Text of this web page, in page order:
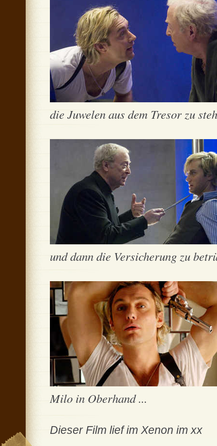
die Juwelen aus dem Tresor zu
und dann die Versicherung zu
Milo in Oberhand ...
Dieser Film lief im Xenon im xx